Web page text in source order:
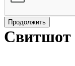
Продолжить